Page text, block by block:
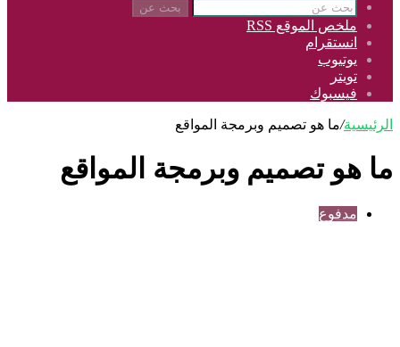
بحث عن
ملخص الموقع RSS
انستقرام
يوتيوب
تويتر
فيسبوك
الرئيسية/ما هو تصميم وبرمجة المواقع
ما هو تصميم وبرمجة المواقع
مدفوع